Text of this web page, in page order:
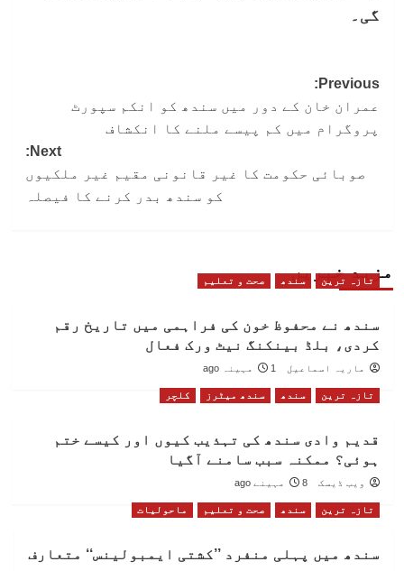
گی۔
Post
navigation
Previous:
عمران خان کے دور میں سندھ کو انکم سپورٹ
پروگرام میں کم پیسے ملنے کا انکشاف
Next:
صوبائی حکومت کا غیر قانونی مقیم غیر ملکیوں
کو سندھ بدر کرنے کا فیصلہ
مزید خبریں
تازہ ترین سندھ صحت و تعلیم
سندھ نے محفوظ خون کی فراہمی میں تاریخ رقم
کردی، بلڈ بینکنگ نیٹ ورک فعال
ماریہ اسماعیل 1 مہینہ ago
تازہ ترین سندھ سندھ میٹرز کلچر
قدیم وادی سندھ کی تہذیب کیوں اور کیسے ختم
ہوئی؟ ممکنہ سبب سامنے آگیا
ویب ڈیسک 8 مہینے ago
تازہ ترین سندھ صحت و تعلیم ماحولیات
سندھ میں پہلی منفرد ’’کشتی ایمبولینس‘‘ متعارف